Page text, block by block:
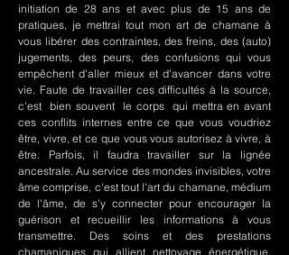
initiation de 28 ans et avec plus de 15 ans de
pratiques, je mettrai tout mon art de chamane à
vous libérer des contraintes, des freins, des (auto)
jugements, des peurs, des confusions qui vous
empêchent d'aller mieux et d'avancer dans votre
vie. Faute de travailler ces difficultés à la source,
c'est bien souvent le corps qui mettra en avant
ces conflits internes entre ce que vous voudriez
être, vivre, et ce que vous vous autorisez à vivre, à
être. Parfois, il faudra travailler sur la lignée
ancestrale. Au service des mondes invisibles, votre
âme comprise, c'est tout l'art du chamane, médium
de l'âme, de s'y connecter pour encourager la
guérison et recueillir les informations à vous
transmettre. Des soins et des prestations
chamaniques qui allient nettoyage énergétique,